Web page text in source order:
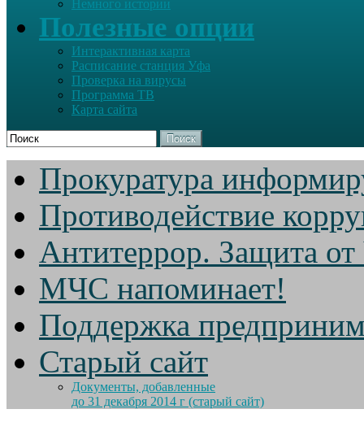
Немного истории
Полезные опции
Интерактивная карта
Расписание станция Уфа
Проверка на вирусы
Программа ТВ
Карта сайта
Поиск
Прокуратура
Противодействие
Антитеррор. Защита
МЧС напоминает!
Поддержка
Старый сайт
Документы, добавленные
до 31 декабря 2014 г (старый сайт)